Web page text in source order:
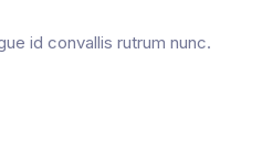
id convallis rutrum nunc.